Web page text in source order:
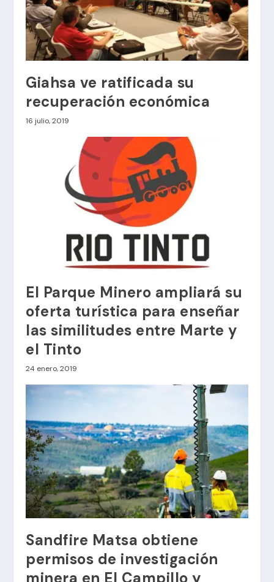
Giahsa ve ratificada su
recuperación económica
16 julio, 2019
El Parque Minero ampliará su
oferta turística para enseñar
las similitudes entre Marte y
el Tinto
24 enero, 2019
Sandfire Matsa obtiene
permisos de investigación
minera en El Campillo y